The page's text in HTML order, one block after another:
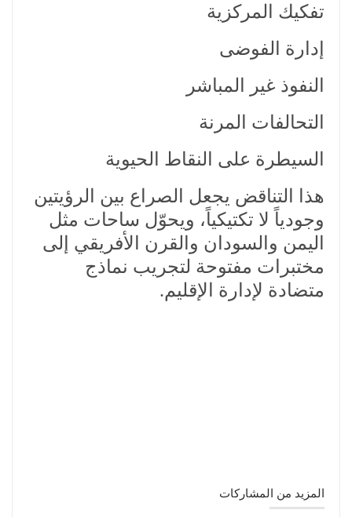
المزيد من المشاركات
تفكيك المركزية
إدارة الفوضى
النفوذ غير المباشر
التحالفات المرنة
السيطرة على النقاط الحيوية
هذا التناقض يجعل الصراع بين الرؤيتين
وجودياً لا تكتيكياً، ويحوّل ساحات مثل
اليمن والسودان والقرن الأفريقي إلى
مختبرات مفتوحة لتجريب نماذج
متضادة لإدارة الإقليم.